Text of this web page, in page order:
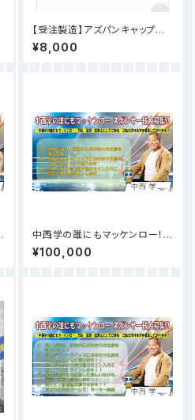
【受注製造】アズパンキャップ
少しお時間もらいます！
¥8,000
中西学の誰にもマッケンロー！ス
ポンサー様【マッケンロープラ
ン】
¥100,000